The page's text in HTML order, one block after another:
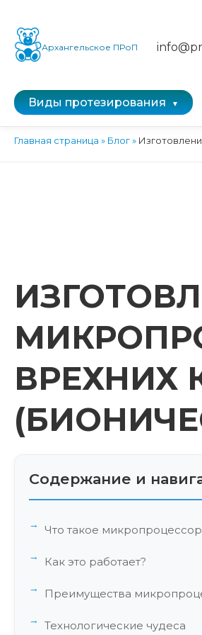
Архангельское ПРоП
Виды протезирования
Главная страница » Блог»
ВРЕХНИХ
Содержание и
Что такое
Как это работает?
Преимущества
Технологические чудеса